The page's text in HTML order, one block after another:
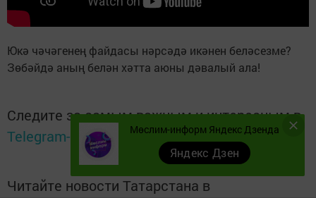
Юкә чәчәгенең файдасы нәрсәдә икәнен беләсезме?
Зөбәйдә аның белән хәтта аюны дәвалый ала!
Следите за самым важным и интересным в
Telegram-канале
Татмедиа
Читайте новости Татарстана в
Мөслим-информ Яндекс Дзенда
Яндекс Дзен